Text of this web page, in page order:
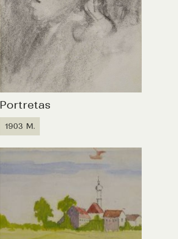
Portretas
1903 M.